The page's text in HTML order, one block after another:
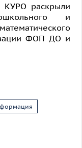
КУРО раскрыли
и
ФОП ДО и